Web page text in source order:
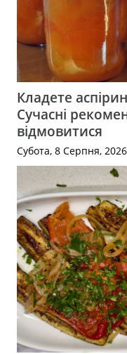
Кладете
Сучасні
відмовитися
Субота, 8 Серпня, 2026